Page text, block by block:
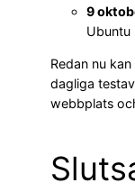
9
Ubuntu
Redan nu
dagliga
webbplats